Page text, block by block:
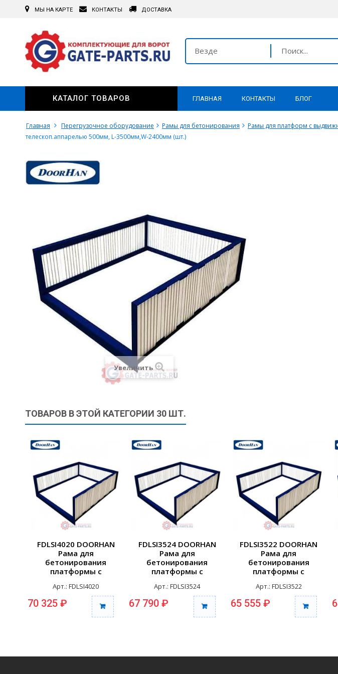
МЫ НА КАРТЕ КОНТАКТЫ ДОСТАВКА
Везде
ГЛАВНАЯ КОНТАКТЫ БЛОГ
КАТАЛОГ ТОВАРОВ
Главная Перегрузочное оборудование Рамы для бетонирования Рамы для платформ с
телескоп.аппарелью 500мм, L-3500мм,W-2400мм (шт.)
Увеличить
ТОВАРОВ В ЭТОЙ КАТЕГОРИИ 30 ШТ.
FDLSI4020 DOORHAN
Рама для
бетонирования
платформы с
серии DSI,...
Арт.: FDLSI4020
70 325 ₽
FDLSI3524 DOORHAN
Рама для
бетонирования
платформы с
серии DSI,...
Арт.: FDLSI3524
67 790 ₽
FDLSI3522 DOORHAN
Рама для
бетонирования
платформы с
серии DSI,...
Арт.: FDLSI3522
65 555 ₽